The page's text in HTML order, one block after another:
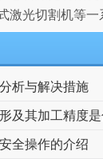
激光切割机等一
析与解决措施
及其加工精度是
全操作的介绍